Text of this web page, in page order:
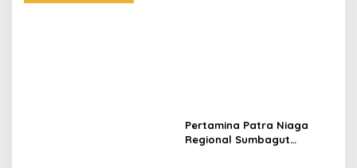
Pertamina Patra Niaga
Regional Sumbagut